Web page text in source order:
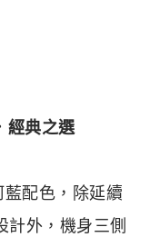
典之選
配色，除延續
計外，機身三側